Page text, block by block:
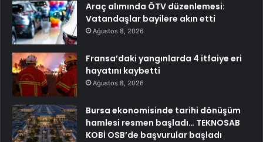
Araç alımında ÖTV düzenlemesi:
Vatandaşlar bayilere akın etti
Ağustos 8, 2026
Fransa’daki yangınlarda 4 itfaiye eri
hayatını kaybetti
Ağustos 8, 2026
Bursa ekonomisinde tarihi dönüşüm
hamlesi resmen başladı… TEKNOSAB
KOBİ OSB’de başvurular başladı